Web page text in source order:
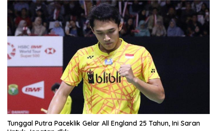
Tunggal Putra Paceklik Gelar All England 25 Tahun, Ini Saran